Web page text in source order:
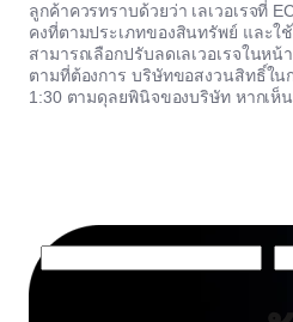
ลูกค้าควรทราบด้วยว่า เลเวอเรจที่
คงที่ตามประเภทของสินทรัพย์ และใ
สามารถเลือกปรับลดเลเวอเรจในห
ตามที่ต้องการ บริษัทขอสงวนสิทธิ์ใน
1:30 ตามดุลยพินิจของบริษัท หากเห็